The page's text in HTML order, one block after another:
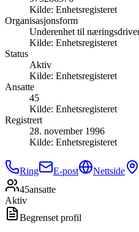
Kilde: Enhetsregisteret
Organisasjonsform
Underenhet til
Kilde: Enhetsregisteret
Status
Aktiv
Kilde: Enhetsregisteret
Ansatte
45
Kilde: Enhetsregisteret
Registrert
28. november 1996
Kilde: Enhetsregisteret
Ring E-post Nettside
45ansatte
Aktiv
Begrenset profil